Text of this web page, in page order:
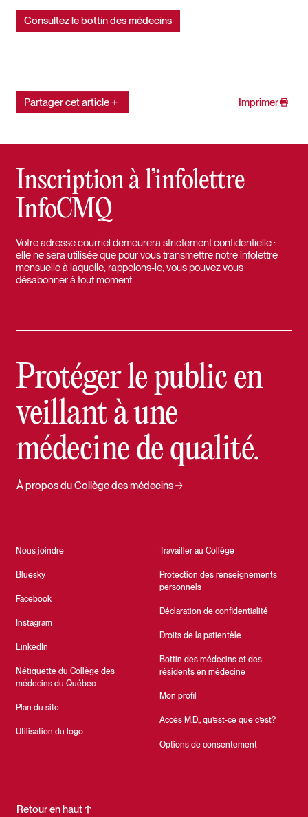
Consultez le bottin des médecins
Partager cet article Imprimer
Inscription à l’infolettre
InfoCMQ
Votre adresse courriel demeurera strictement confidentielle :
elle ne sera utilisée que pour vous transmettre notre infolettre
mensuelle à laquelle, rappelons-le, vous pouvez vous
désabonner à tout moment.
Protéger le public en
veillant à une
médecine de qualité.
Nous joindre
Bluesky
Facebook
Instagram
LinkedIn
Nétiquette du Collège des
médecins du Québec
Plan du site
Utilisation du logo
Travailler au Collège
Protection des renseignements
personnels
Déclaration de confidentialité
Droits de la patientèle
Bottin des médecins et des
résidents en médecine
Mon profil
Accès M.D., qu’est-ce que c’est?
Options de consentement
À propos du Collège des médecins
Retour en haut